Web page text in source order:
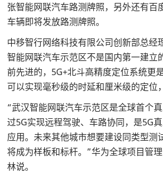
张智能网联汽车路测牌照，另外还有百
车辆即将发放路测牌照。
中移智行网络科技有限公司创新部总经
智能网联汽车示范区不是国内第一建立
前先进的，5G+北斗高精度定位系统更
可以实现毫秒级的时延和厘米级的定位
“武汉智能网联汽车示范区是全球首个
过5G实现远程驾驶、车路协同，是5G
应用。未来其他城市想要建设同类型测
将成为样板和标杆。”华为全球项目管
林说。